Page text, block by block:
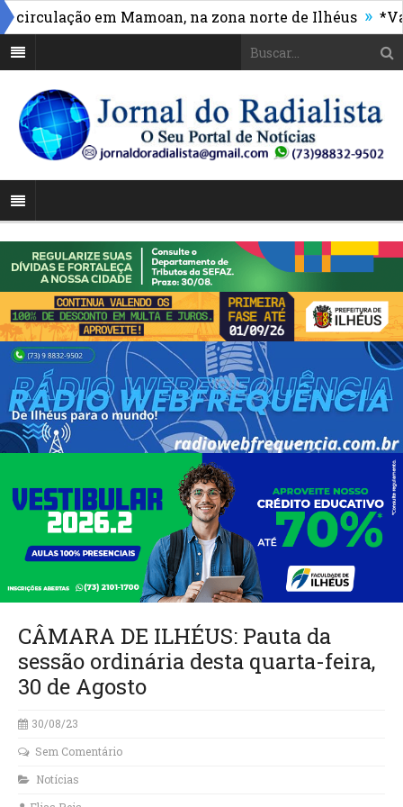
em Mamoan, na zona norte de Ilhéus » *Vasco
CÂMARA DE ILHÉUS: Pauta da
sessão ordinária desta quarta-feira,
30 de Agosto
30/08/23
Sem Comentário
Notícias